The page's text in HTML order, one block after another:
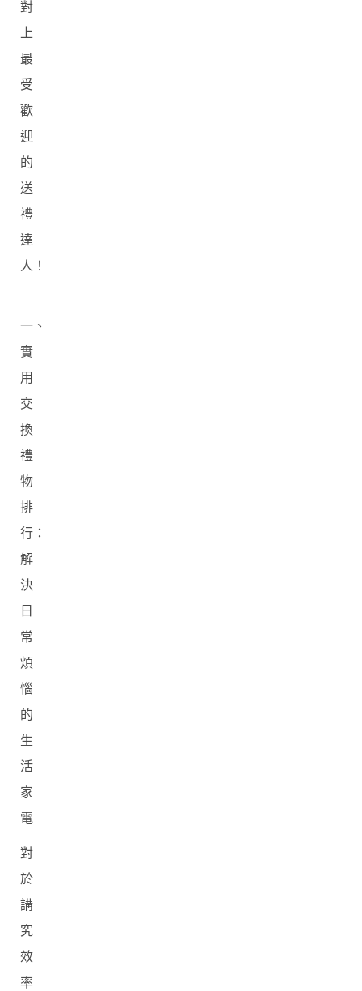
對
上
最
受
歡
迎
的
送
禮
達
人！
一、
實
用
交
換
禮
物
排
行：
解
決
日
常
煩
惱
的
生
活
家
電
對
於
講
究
效
率